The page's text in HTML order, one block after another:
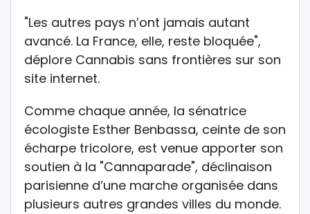
"Les autres pays n’ont jamais autant
avancé. La France, elle, reste bloquée",
déplore Cannabis sans frontières sur son
site internet.
Comme chaque année, la sénatrice
écologiste Esther Benbassa, ceinte de son
écharpe tricolore, est venue apporter son
soutien à la "Cannaparade", déclinaison
parisienne d’une marche organisée dans
plusieurs autres grandes villes du monde.